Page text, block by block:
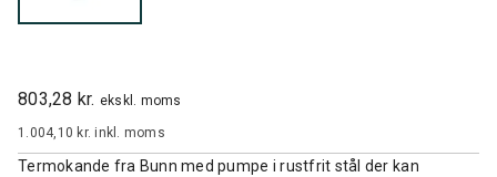
803,28 kr. ekskl. moms
1.004,10 kr.inkl. moms
Termokande fra Bunn med pumpe i rustfrit stål der kan